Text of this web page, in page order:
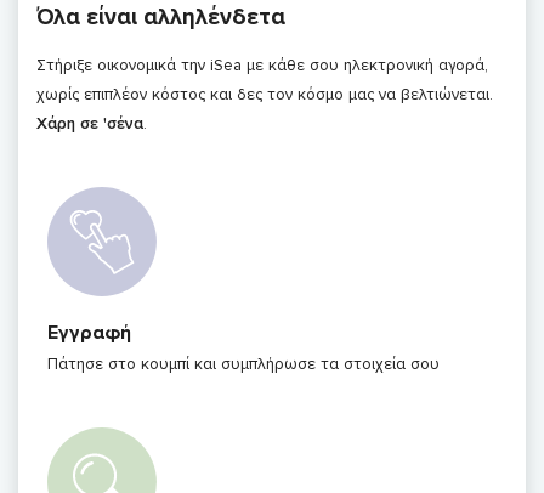
Όλα είναι αλληλένδετα
Στήριξε οικονομικά την iSea με κάθε σου ηλεκτρονική αγορά,
χωρίς επιπλέον κόστος και δες τον κόσμο μας να βελτιώνεται.
Χάρη σε 'σένα.
Εγγραφή
Πάτησε στο κουμπί και συμπλήρωσε τα στοιχεία σου